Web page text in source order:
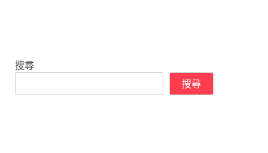
搜尋
搜尋